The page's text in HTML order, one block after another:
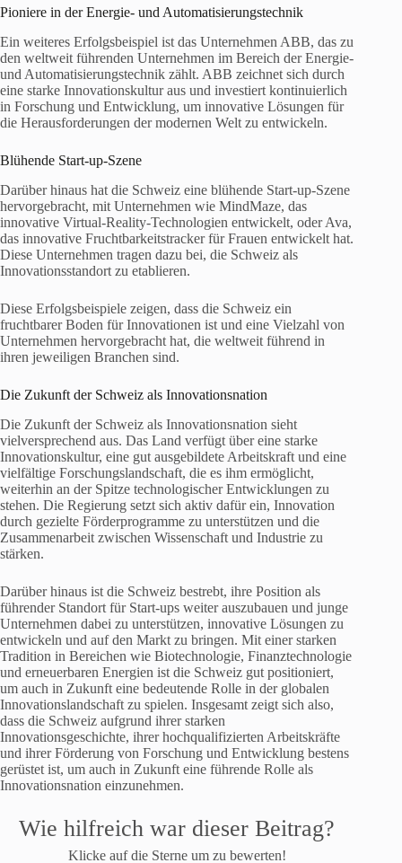
Pioniere in der Energie- und Automatisierungstechnik
Ein weiteres Erfolgsbeispiel ist das Unternehmen ABB, das zu
den weltweit führenden Unternehmen im Bereich der Energie-
und Automatisierungstechnik zählt. ABB zeichnet sich durch
eine starke Innovationskultur aus und investiert kontinuierlich
in Forschung und Entwicklung, um innovative Lösungen für
die Herausforderungen der modernen Welt zu entwickeln.
Blühende Start-up-Szene
Darüber hinaus hat die Schweiz eine blühende Start-up-Szene
hervorgebracht, mit Unternehmen wie MindMaze, das
innovative Virtual-Reality-Technologien entwickelt, oder Ava,
das innovative Fruchtbarkeitstracker für Frauen entwickelt hat.
Diese Unternehmen tragen dazu bei, die Schweiz als
Innovationsstandort zu etablieren.
Diese Erfolgsbeispiele zeigen, dass die Schweiz ein
fruchtbarer Boden für Innovationen ist und eine Vielzahl von
Unternehmen hervorgebracht hat, die weltweit führend in
ihren jeweiligen Branchen sind.
Die Zukunft der Schweiz als Innovationsnation
Die Zukunft der Schweiz als Innovationsnation sieht
vielversprechend aus. Das Land verfügt über eine starke
Innovationskultur, eine gut ausgebildete Arbeitskraft und eine
vielfältige Forschungslandschaft, die es ihm ermöglicht,
weiterhin an der Spitze technologischer Entwicklungen zu
stehen. Die Regierung setzt sich aktiv dafür ein, Innovation
durch gezielte Förderprogramme zu unterstützen und die
Zusammenarbeit zwischen Wissenschaft und Industrie zu
stärken.
Darüber hinaus ist die Schweiz bestrebt, ihre Position als
führender Standort für Start-ups weiter auszubauen und junge
Unternehmen dabei zu unterstützen, innovative Lösungen zu
entwickeln und auf den Markt zu bringen. Mit einer starken
Tradition in Bereichen wie Biotechnologie, Finanztechnologie
und erneuerbaren Energien ist die Schweiz gut positioniert,
um auch in Zukunft eine bedeutende Rolle in der globalen
Innovationslandschaft zu spielen. Insgesamt zeigt sich also,
dass die Schweiz aufgrund ihrer starken
Innovationsgeschichte, ihrer hochqualifizierten Arbeitskräfte
und ihrer Förderung von Forschung und Entwicklung bestens
gerüstet ist, um auch in Zukunft eine führende Rolle als
Innovationsnation einzunehmen.
Wie hilfreich war dieser Beitrag?
Klicke auf die Sterne um zu bewerten!